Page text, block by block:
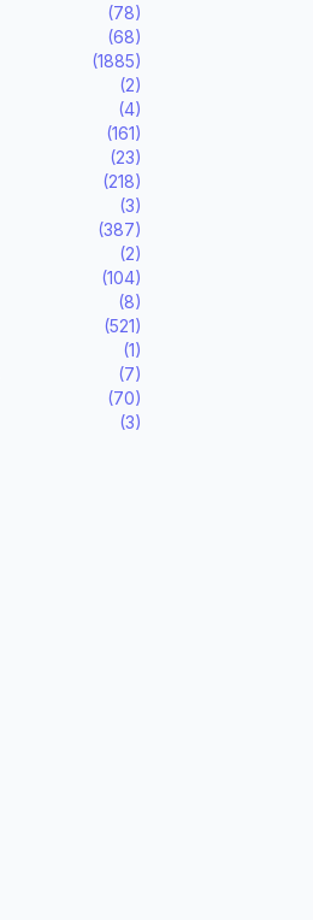
(78)
(68)
(1885)
(2)
(4)
(161)
(23)
(218)
(3)
(387)
(2)
(104)
(8)
(521)
(1)
(7)
(70)
(3)